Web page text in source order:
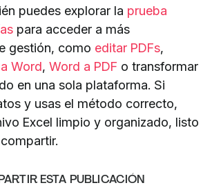
puedes explorar la prueba
para acceder a más
gestión, como editar PDFs,
Word, Word a PDF o transformar
en una sola plataforma. Si
y usas el método correcto,
Excel limpio y organizado, listo
ESTA PUBLICACIÓN